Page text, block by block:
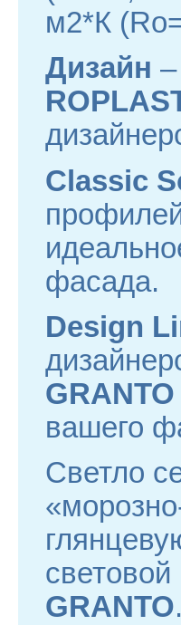
м2*К
Дизайн
Classic
фасада.
Design
вашего
Светло
GRANTO.